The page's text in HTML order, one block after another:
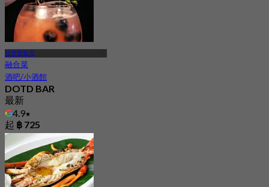
拉差普魯克
融合菜
酒吧/小酒館
DOTD BAR
最新
4.9
起 ฿ 725